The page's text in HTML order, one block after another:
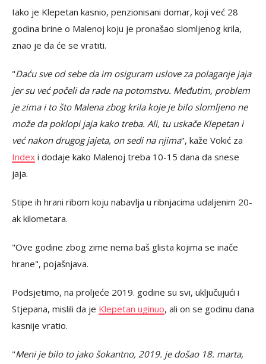
Iako je Klepetan kasnio, penzionisani domar, koji već 28
godina brine o Malenoj koju je pronašao slomljenog krila,
znao je da će se vratiti.
"Daću sve od sebe da im osiguram uslove za polaganje jaja
jer su već počeli da rade na potomstvu. Međutim, problem
je zima i to što Malena zbog krila koje je bilo slomljeno ne
može da poklopi jaja kako treba. Ali, tu uskače Klepetan i
već nakon drugog jajeta, on sedi na njima", kaže Vokić za
Index i dodaje kako Malenoj treba 10-15 dana da snese
jaja.
Stipe ih hrani ribom koju nabavlja u ribnjacima udaljenim 20-
ak kilometara.
"Ove godine zbog zime nema baš glista kojima se inače
hrane", pojašnjava.
Podsjetimo, na proljeće 2019. godine su svi, uključujući i
Stjepana, mislili da je Klepetan uginuo, ali on se godinu dana
kasnije vratio.
"Meni je bilo to jako šokantno, 2019. je došao 18. marta,